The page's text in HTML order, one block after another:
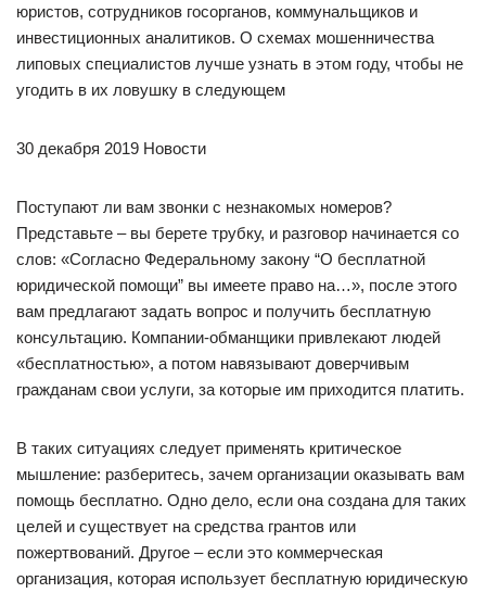
юристов, сотрудников госорганов, коммунальщиков и
инвестиционных аналитиков. О схемах мошенничества
липовых специалистов лучше узнать в этом году, чтобы не
угодить в их ловушку в следующем
30 декабря 2019 Новости
Поступают ли вам звонки с незнакомых номеров?
Представьте – вы берете трубку, и разговор начинается со
слов: «Согласно Федеральному закону “О бесплатной
юридической помощи” вы имеете право на…», после этого
вам предлагают задать вопрос и получить бесплатную
консультацию. Компании-обманщики привлекают людей
«бесплатностью», а потом навязывают доверчивым
гражданам свои услуги, за которые им приходится платить.
В таких ситуациях следует применять критическое
мышление: разберитесь, зачем организации оказывать вам
помощь бесплатно. Одно дело, если она создана для таких
целей и существует на средства грантов или
пожертвований. Другое – если это коммерческая
организация, которая использует бесплатную юридическую